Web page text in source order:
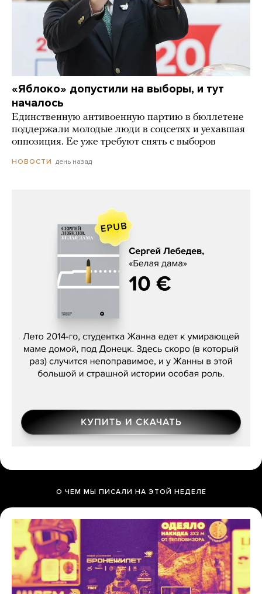
«Яблоко» допустили на выборы, и тут
началось
Единственную антивоенную партию в бюллетене
поддержали молодые люди в соцсетях и уехавшая
оппозиция. Ее уже требуют снять с выборов
НОВОСТИ день назад
Сергей Лебедев, «Белая дама»
О ЧЕМ МЫ ПИСАЛИ НА ЭТОЙ НЕДЕЛЕ